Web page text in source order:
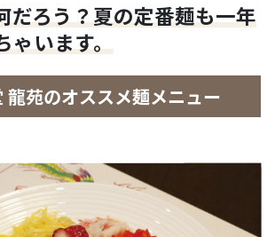
だろう？夏の定番麺も一年
ゃいます。
龍苑のオススメ麺メニュー